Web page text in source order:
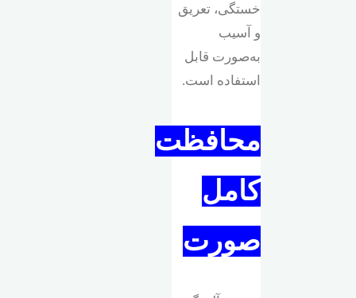
خستگی، تعریق
و آسیب
به‌صورت قابل
استفاده است.
محافظت
کامل
صورت